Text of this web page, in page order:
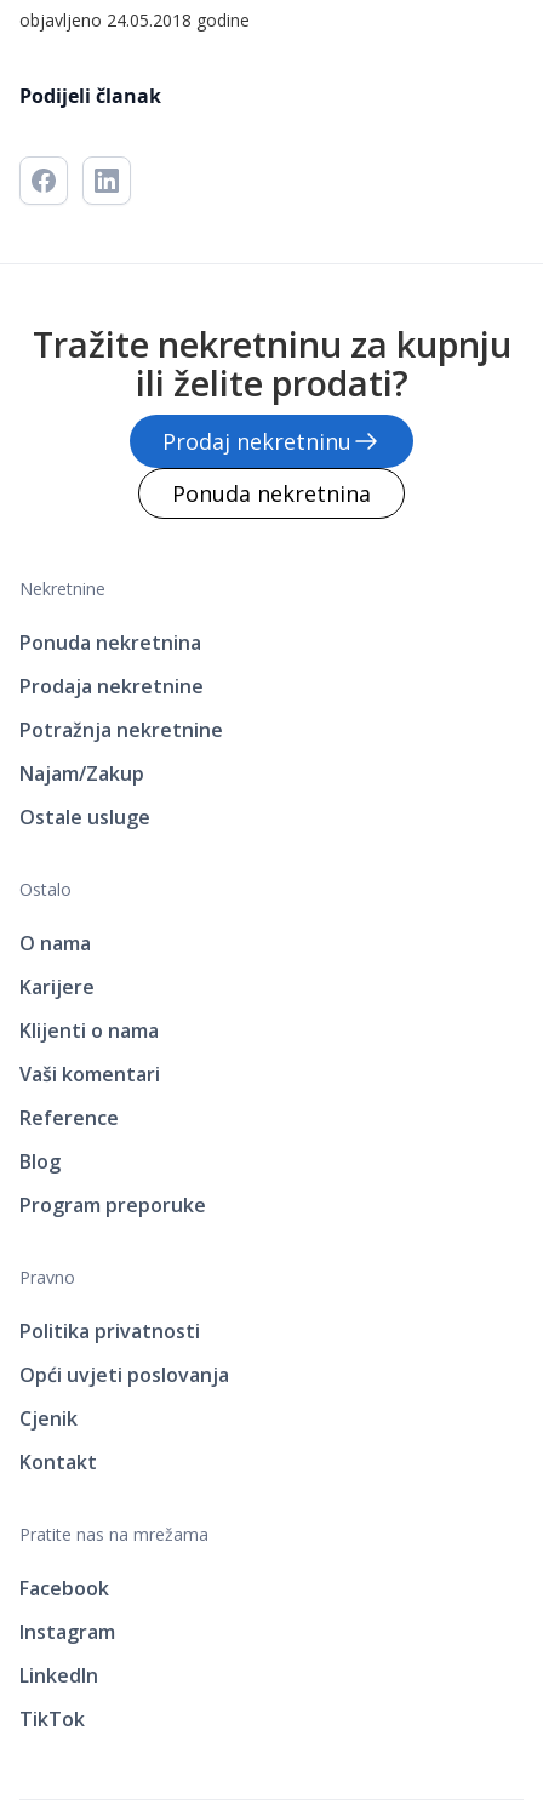
objavljeno 24.05.2018 godine
Podijeli članak
Tražite nekretninu za kupnju
ili želite prodati?
Prodaj nekretninu
Ponuda nekretnina
Nekretnine
Ponuda nekretnina
Prodaja nekretnine
Potražnja nekretnine
Najam/Zakup
Ostale usluge
Ostalo
O nama
Karijere
Klijenti o nama
Vaši komentari
Reference
Blog
Program preporuke
Pravno
Politika privatnosti
Opći uvjeti poslovanja
Cjenik
Kontakt
Pratite nas na mrežama
Facebook
Instagram
LinkedIn
TikTok